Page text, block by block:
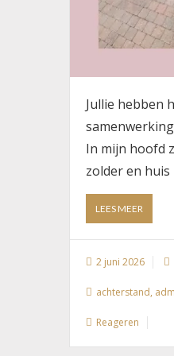
Jullie hebben
In mijn hoofd
zolder en
LEES MEER
DE
TO
LIJST
MIJN
2 juni 2026
achterstand,
Reageren